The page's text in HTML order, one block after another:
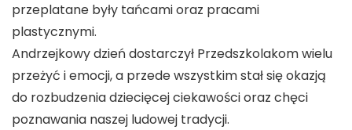
przeplatane były tańcami oraz pracami
plastycznymi.
Andrzejkowy dzień dostarczył Przedszkolakom wielu
przeżyć i emocji, a przede wszystkim stał się okazją
do rozbudzenia dziecięcej ciekawości oraz chęci
poznawania naszej ludowej tradycji.